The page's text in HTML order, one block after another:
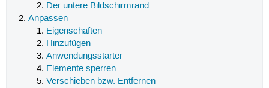
Der untere Bildschirmrand
Anpassen
Eigenschaften
Hinzufügen
Anwendungsstarter
Elemente sperren
Verschieben bzw. Entfernen